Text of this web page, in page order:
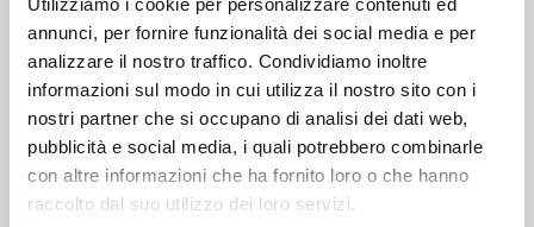
Utilizziamo i cookie per personalizzare contenuti ed
annunci, per fornire funzionalità dei social media e per
analizzare il nostro traffico. Condividiamo inoltre
informazioni sul modo in cui utilizza il nostro sito con i
nostri partner che si occupano di analisi dei dati web,
pubblicità e social media, i quali potrebbero combinarle
con altre informazioni che ha fornito loro o che hanno
raccolto dal suo utilizzo dei loro servizi.